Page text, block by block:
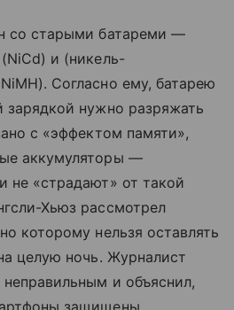
со старыми батареми —
и (никель-
Согласно ему, батарею
зарядкой нужно разряжать
с «эффектом памяти»,
аккумуляторы —
не «страдают» от такой
Хьюз рассмотрел
которому нельзя оставлять
целую ночь. Журналист
и объяснил,